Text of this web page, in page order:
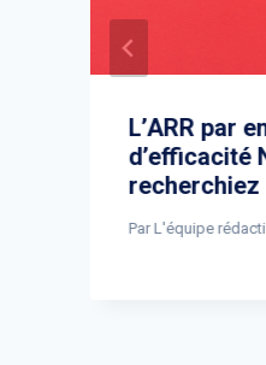
L’ARR par
d’efficacité
recherchiez
Par L'équipe